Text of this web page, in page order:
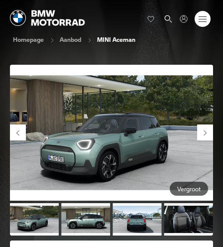
Homepage Aanbod MINI Aceman
Vergroot